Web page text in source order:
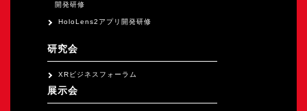
開発研修
HoloLens2アプリ開発研修
研究会
XRビジネスフォーラム
展示会